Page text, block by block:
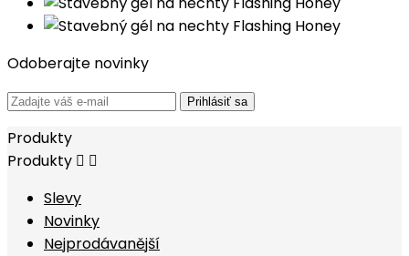
Odoberajte novinky
Prihlásiť sa
Produkty
Produkty  
Slevy
Novinky
Nejprodávanější